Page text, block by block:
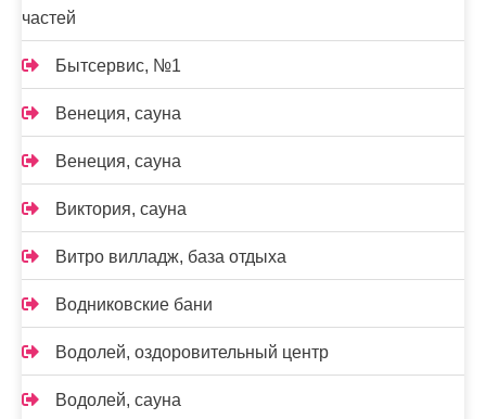
частей
Бытсервис, №1
Венеция, сауна
Венеция, сауна
Виктория, сауна
Витро вилладж, база отдыха
Водниковские бани
Водолей, оздоровительный центр
Водолей, сауна